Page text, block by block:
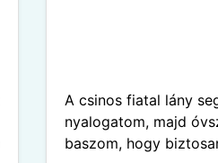
A csinos fiatal lány
nyalogatom, majd
baszom, hogy